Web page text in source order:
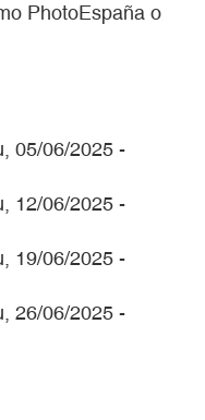
PhotoEspaña o
05/06/2025 -
12/06/2025 -
19/06/2025 -
26/06/2025 -